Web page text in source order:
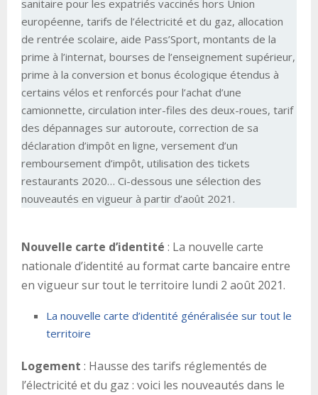
sanitaire pour les expatriés vaccinés hors Union
européenne, tarifs de l’électricité et du gaz, allocation
de rentrée scolaire, aide Pass’Sport, montants de la
prime à l’internat, bourses de l’enseignement supérieur,
prime à la conversion et bonus écologique étendus à
certains vélos et renforcés pour l’achat d’une
camionnette, circulation inter-files des deux-roues, tarif
des dépannages sur autoroute, correction de sa
déclaration d’impôt en ligne, versement d’un
remboursement d’impôt, utilisation des tickets
restaurants 2020… Ci-dessous une sélection des
nouveautés en vigueur à partir d’août 2021.
Nouvelle carte d’identité : La nouvelle carte
nationale d’identité au format carte bancaire entre
en vigueur sur tout le territoire lundi 2 août 2021.
La nouvelle carte d’identité généralisée sur tout le
territoire
Logement : Hausse des tarifs réglementés de
l’électricité et du gaz : voici les nouveautés dans le